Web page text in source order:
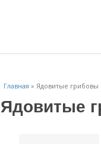
Главная » Ядовитые грибовы
Ядовитые